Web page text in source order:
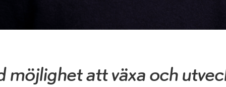
möjlighet att växa och